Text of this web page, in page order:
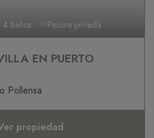
4 Baños ≈ Piscina privada
EN PUERTO
Pollensa
propiedad